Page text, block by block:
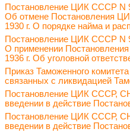
Постановление ЦИК СССР N
Об отмене Постановления
1930 г. О порядке найма и
Постановление ЦИК СССР N
О применении
1936 г. Об уголовной
Приказ Таможенного
связанных с ликвидацией
Постановление ЦИК СССР,
введении в действие
Постановление ЦИК СССР,
введении в действие